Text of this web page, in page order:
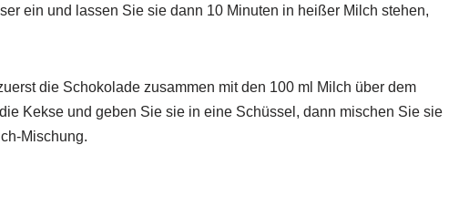
ein und lassen Sie sie dann 10 Minuten in heißer Milch stehen,
die Schokolade zusammen mit den 100 ml Milch über dem
Kekse und geben Sie sie in eine Schüssel, dann mischen Sie sie
Mischung.